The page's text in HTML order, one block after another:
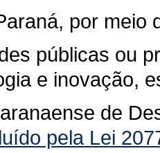
por meio
públicas ou
e inovação,
de
pela Lei